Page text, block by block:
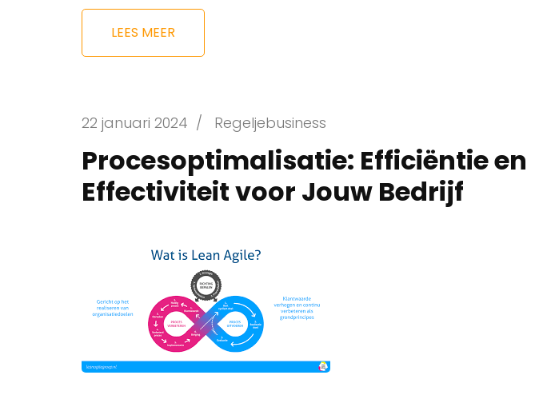
LEES MEER
22 januari 2024 / Regeljebusiness
Procesoptimalisatie: Efficiëntie en
Effectiviteit voor Jouw Bedrijf